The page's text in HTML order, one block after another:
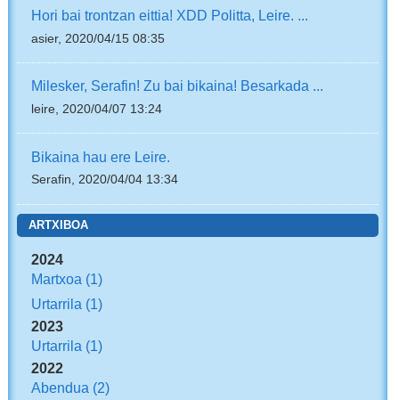
Hori bai trontzan eittia! XDD Politta, Leire. ...
asier, 2020/04/15 08:35
Milesker, Serafin! Zu bai bikaina! Besarkada ...
leire, 2020/04/07 13:24
Bikaina hau ere Leire.
Serafin, 2020/04/04 13:34
ARTXIBOA
2024
Martxoa (1)
Urtarrila (1)
2023
Urtarrila (1)
2022
Abendua (2)